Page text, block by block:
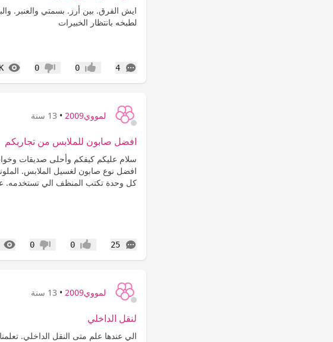
ايش الفرق. بين أرز. بسمتي والعنبر.
لطبخه بانتظار الخبيرات
4
التعليقات إعجاب0 عدم إعجاب
0
48K
لمووي2009 • 13 سنة
افضل صابون للملابس من تجاربكم
سلام عليكم كيفكم وأحلى صديقات
افضل نوع صابون لغسيل الملابس.
كل وحدة تكتب المنظف الي تستخدمه.
25
التعليقات إعجاب0 عدم إعجاب
0
لمووي2009 • 13 سنة
لنقل الداخلي
الي عندها علم متى النقل الداخلي.